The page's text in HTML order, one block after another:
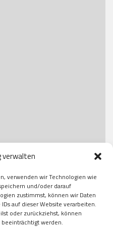
verwalten
verwenden wir Technologien wie
und/oder darauf
zustimmst, können wir Daten
auf dieser Website verarbeiten.
oder zurückziehst, können
werden.